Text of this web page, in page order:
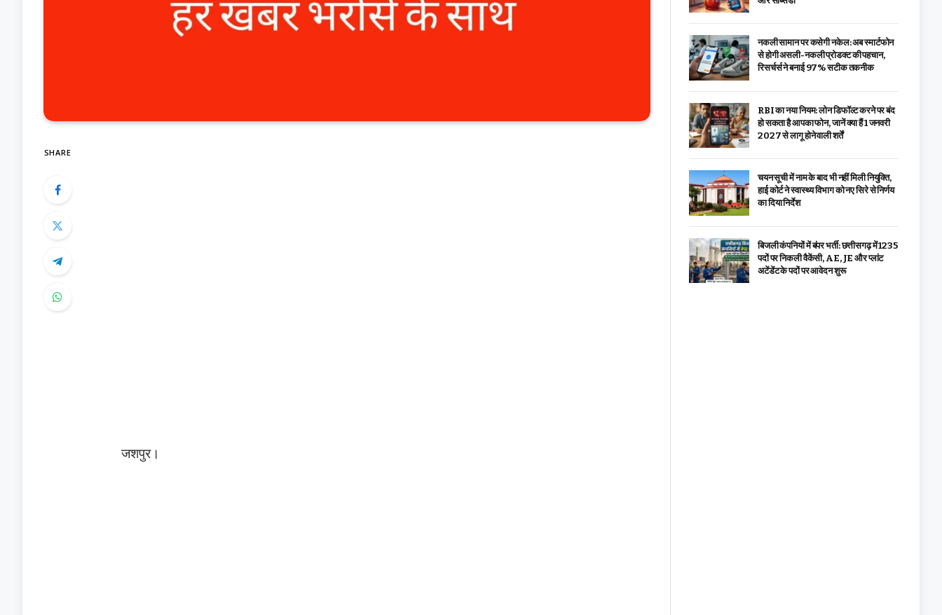
SHARE
जशपुर।
नकली सामान पर कसेगी नकेल: अब स्मार्टफोन
से होगी असली-नकली प्रोडक्ट की पहचान,
रिसर्चर्स ने बनाई 97% सटीक तकनीक
RBI का नया नियम: लोन डिफॉल्ट करने पर बंद
हो सकता है आपका फोन, जानें क्या हैं 1 जनवरी
2027 से लागू होने वाली शर्तें
चयन सूची में नाम के बाद भी नहीं मिली नियुक्ति,
हाई कोर्ट ने स्वास्थ्य विभाग को नए सिरे से निर्णय
का दिया निर्देश
बिजली कंपनियों में बंपर भर्ती: छत्तीसगढ़ में 1235
पदों पर निकली वैकेंसी, AE, JE और प्लांट
अटेंडेंट के पदों पर आवेदन शुरू